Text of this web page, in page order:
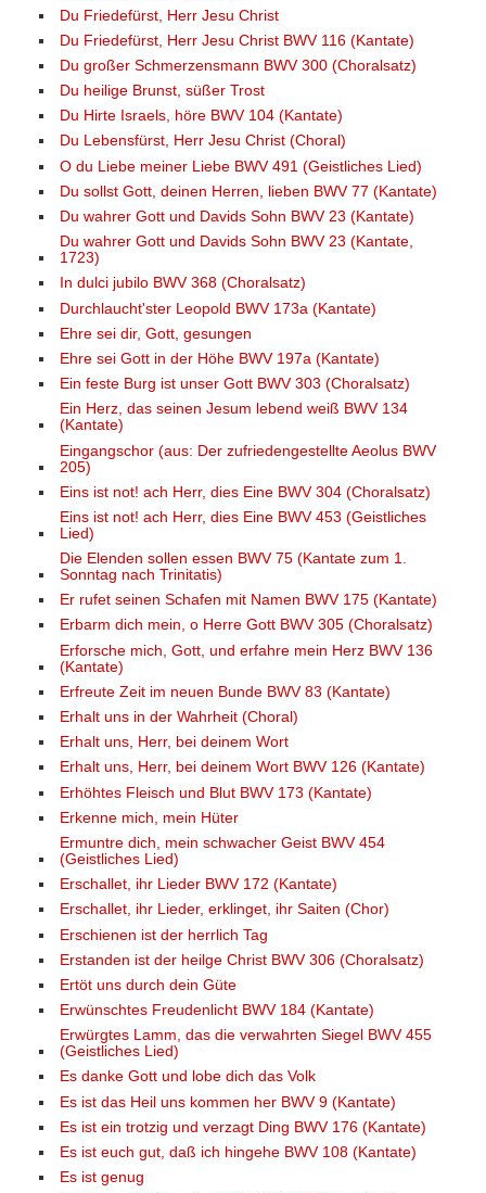
Du Friedefürst, Herr Jesu Christ
Du Friedefürst, Herr Jesu Christ BWV 116 (Kantate)
Du großer Schmerzensmann BWV 300 (Choralsatz)
Du heilige Brunst, süßer Trost
Du Hirte Israels, höre BWV 104 (Kantate)
Du Lebensfürst, Herr Jesu Christ (Choral)
O du Liebe meiner Liebe BWV 491 (Geistliches Lied)
Du sollst Gott, deinen Herren, lieben BWV 77 (Kantate)
Du wahrer Gott und Davids Sohn BWV 23 (Kantate)
Du wahrer Gott und Davids Sohn BWV 23 (Kantate,
1723)
In dulci jubilo BWV 368 (Choralsatz)
Durchlaucht'ster Leopold BWV 173a (Kantate)
Ehre sei dir, Gott, gesungen
Ehre sei Gott in der Höhe BWV 197a (Kantate)
Ein feste Burg ist unser Gott BWV 303 (Choralsatz)
Ein Herz, das seinen Jesum lebend weiß BWV 134
(Kantate)
Eingangschor (aus: Der zufriedengestellte Aeolus BWV
205)
Eins ist not! ach Herr, dies Eine BWV 304 (Choralsatz)
Eins ist not! ach Herr, dies Eine BWV 453 (Geistliches
Lied)
Die Elenden sollen essen BWV 75 (Kantate zum 1.
Sonntag nach Trinitatis)
Er rufet seinen Schafen mit Namen BWV 175 (Kantate)
Erbarm dich mein, o Herre Gott BWV 305 (Choralsatz)
Erforsche mich, Gott, und erfahre mein Herz BWV 136
(Kantate)
Erfreute Zeit im neuen Bunde BWV 83 (Kantate)
Erhalt uns in der Wahrheit (Choral)
Erhalt uns, Herr, bei deinem Wort
Erhalt uns, Herr, bei deinem Wort BWV 126 (Kantate)
Erhöhtes Fleisch und Blut BWV 173 (Kantate)
Erkenne mich, mein Hüter
Ermuntre dich, mein schwacher Geist BWV 454
(Geistliches Lied)
Erschallet, ihr Lieder BWV 172 (Kantate)
Erschallet, ihr Lieder, erklinget, ihr Saiten (Chor)
Erschienen ist der herrlich Tag
Erstanden ist der heilge Christ BWV 306 (Choralsatz)
Ertöt uns durch dein Güte
Erwünschtes Freudenlicht BWV 184 (Kantate)
Erwürgtes Lamm, das die verwahrten Siegel BWV 455
(Geistliches Lied)
Es danke Gott und lobe dich das Volk
Es ist das Heil uns kommen her BWV 9 (Kantate)
Es ist ein trotzig und verzagt Ding BWV 176 (Kantate)
Es ist euch gut, daß ich hingehe BWV 108 (Kantate)
Es ist genug